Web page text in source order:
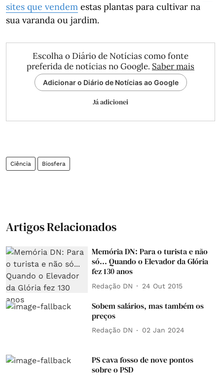
sites que vendem estas plantas para cultivar na
sua varanda ou jardim.
Escolha o Diário de Notícias como fonte
preferida de notícias no Google. Saber mais
Adicionar o Diário de Notícias ao Google
Já adicionei
Ciência Biosfera
Artigos Relacionados
Memória DN: Para o turista e não
só... Quando o Elevador da Glória
fez 130 anos
Redação DN 24 Out 2015
Sobem salários, mas também os
preços
Redação DN 02 Jan 2024
PS cava fosso de nove pontos
sobre o PSD